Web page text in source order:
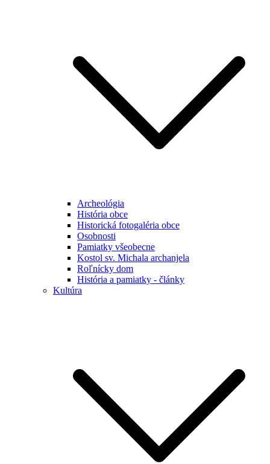
Archeológia
História obce
Historická fotogaléria obce
Osobnosti
Pamiatky všeobecne
Kostol sv. Michala archanjela
Roľnícky dom
História a pamiatky - články
Kultúra